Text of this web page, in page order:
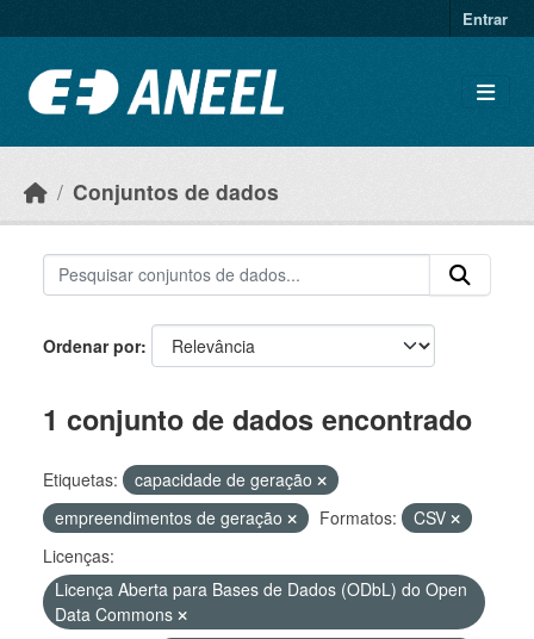
Entrar
Conjuntos de dados
Ordenar por
1 conjunto de dados encontrado
Etiquetas:
capacidade de geração
empreendimentos de geração
Formatos:
CSV
Licenças:
Licença Aberta para Bases de Dados (ODbL) do Open
Data Commons